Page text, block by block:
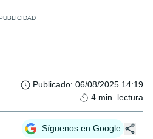
Publicado: 06/08/2025 14:19
4 min. lectura
Síguenos en Google